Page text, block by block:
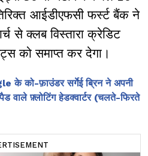
आईडीएफसी फर्स्ट बैंक ने
से क्लब विस्तारा क्रेडिट
को समाप्त कर देगा।
के को-फ़ाउंडर सर्गेई ब्रिन ने अपनी
वाले फ़्लोटिंग हेडक्वार्टर (चलते-फिरते